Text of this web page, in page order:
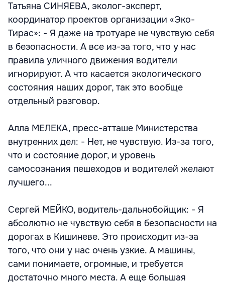
Татьяна СИНЯЕВА, эколог-эксперт,
координатор проектов организации «Эко-
Тирас»: - Я даже на тротуаре не чувствую себя
в безопасности. А все из-за того, что у нас
правила уличного движения водители
игнорируют. А что касается экологического
состояния наших дорог, так это вообще
отдельный разговор.
Алла МЕЛЕКА, пресс-атташе Министерства
внутренних дел: - Нет, не чувствую. Из-за того,
что и состояние дорог, и уровень
самосознания пешеходов и водителей желают
лучшего...
Сергей МЕЙКО, водитель-дальнобойщик: - Я
абсолютно не чувствую себя в безопасности на
дорогах в Кишиневе. Это происходит из-за
того, что они у нас очень узкие. А машины,
сами понимаете, огромные, и требуется
достаточно много места. А еще большая